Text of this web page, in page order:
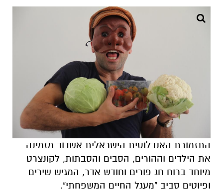
התזמורת האנדלוסית הישראלית אשדוד מזמינה
את הילדים וההורים, הסבים והסבתות, לקונצרט
מיוחד ברוח חג פורים וחודש אדר, המגיש שירים
ופיוטים סביב "מעגל החיים המשפחתי".